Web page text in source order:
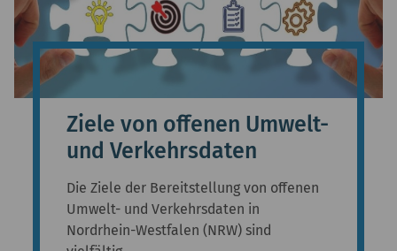
Ziele von offenen Umwelt-
und Verkehrsdaten
Die Ziele der Bereitstellung von offenen
Umwelt- und Verkehrsdaten in
Nordrhein-Westfalen (NRW) sind